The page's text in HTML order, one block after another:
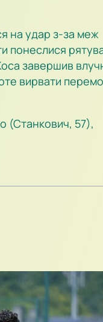
на удар з-за меж
понеслися
завершив
вирвати
(Станкович, 57),